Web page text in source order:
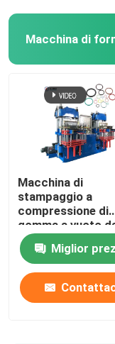
Macchina di
stampaggio a
compressione di
gomma a vuoto
tonnellate per la
produzione di
sigillo di gomma
Miglior